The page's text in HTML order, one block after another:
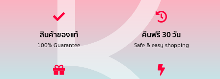
สินค้าของแท้
100% Guarantee
คืนฟรี 30 วัน
Safe & easy shopping